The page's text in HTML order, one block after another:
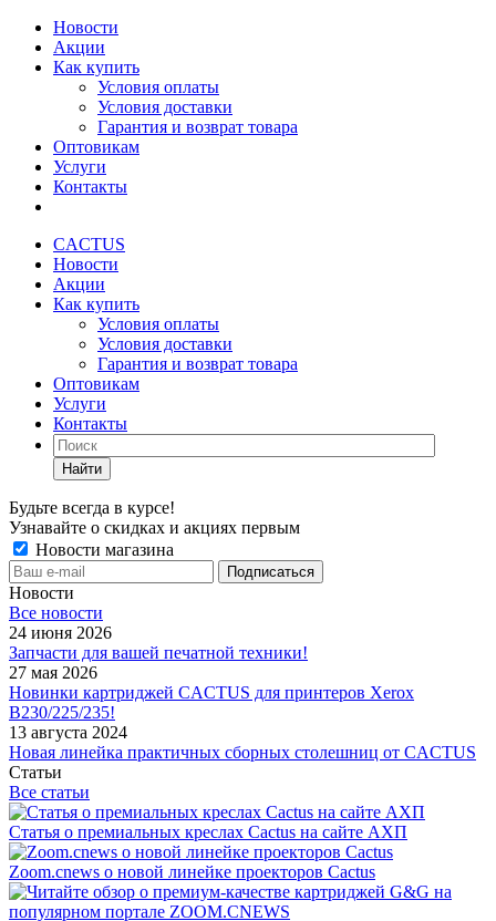
Новости
Акции
Как купить
Условия оплаты
Условия доставки
Гарантия и возврат товара
Оптовикам
Услуги
Контакты
CACTUS
Новости
Акции
Как купить
Условия оплаты
Условия доставки
Гарантия и возврат товара
Оптовикам
Услуги
Контакты
Найти
Будьте всегда в курсе!
Узнавайте о скидках и акциях первым
Новости магазина
Новости
Все новости
24 июня 2026
Запчасти для вашей печатной техники!
27 мая 2026
Новинки картриджей CACTUS для принтеров Xerox
B230/225/235!
13 августа 2024
Новая линейка практичных сборных столешниц от CACTUS
Статьи
Все статьи
Статья о премиальных креслах Cactus на сайте АХП
Zoom.cnews о новой линейке проекторов Cactus